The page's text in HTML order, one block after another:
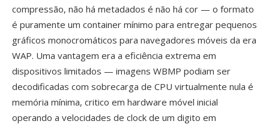
compressão, não há metadados é não há cor — o formato
é puramente um container mínimo para entregar pequenos
gráficos monocromáticos para navegadores móveis da era
WAP. Uma vantagem era a eficiência extrema em
dispositivos limitados — imagens WBMP podiam ser
decodificadas com sobrecarga de CPU virtualmente nula é
memória mínima, critico em hardware móvel inicial
operando a velocidades de clock de um digito em